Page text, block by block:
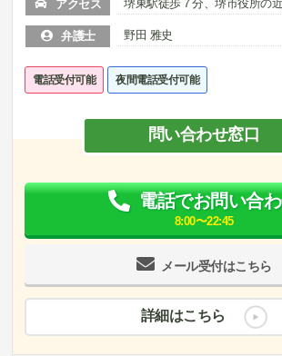
アクセス 堺東駅徒歩７分、堺市役所の近
弁護士 野田 雅史
電話受付可能 夜間電話受付可能
問い合わせ窓口
メール受付はこちら
電話でお問い合
8:00〜22:45
詳細はこちら